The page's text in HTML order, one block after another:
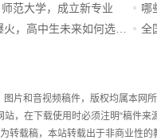
范大学，成立新专业
哪
全
片和音视频稿件，版权均属本网
，在下载使用时必须注明“稿件来
转载稿，本站转载出于非商业性